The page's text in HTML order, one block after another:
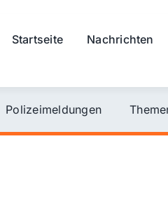
Startseite Nachrichten
Polizeimeldungen